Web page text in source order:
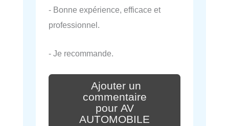
- Bonne expérience, efficace et
professionnel.
- Je recommande.
Ajouter un
commentaire
pour AV
AUTOMOBILE